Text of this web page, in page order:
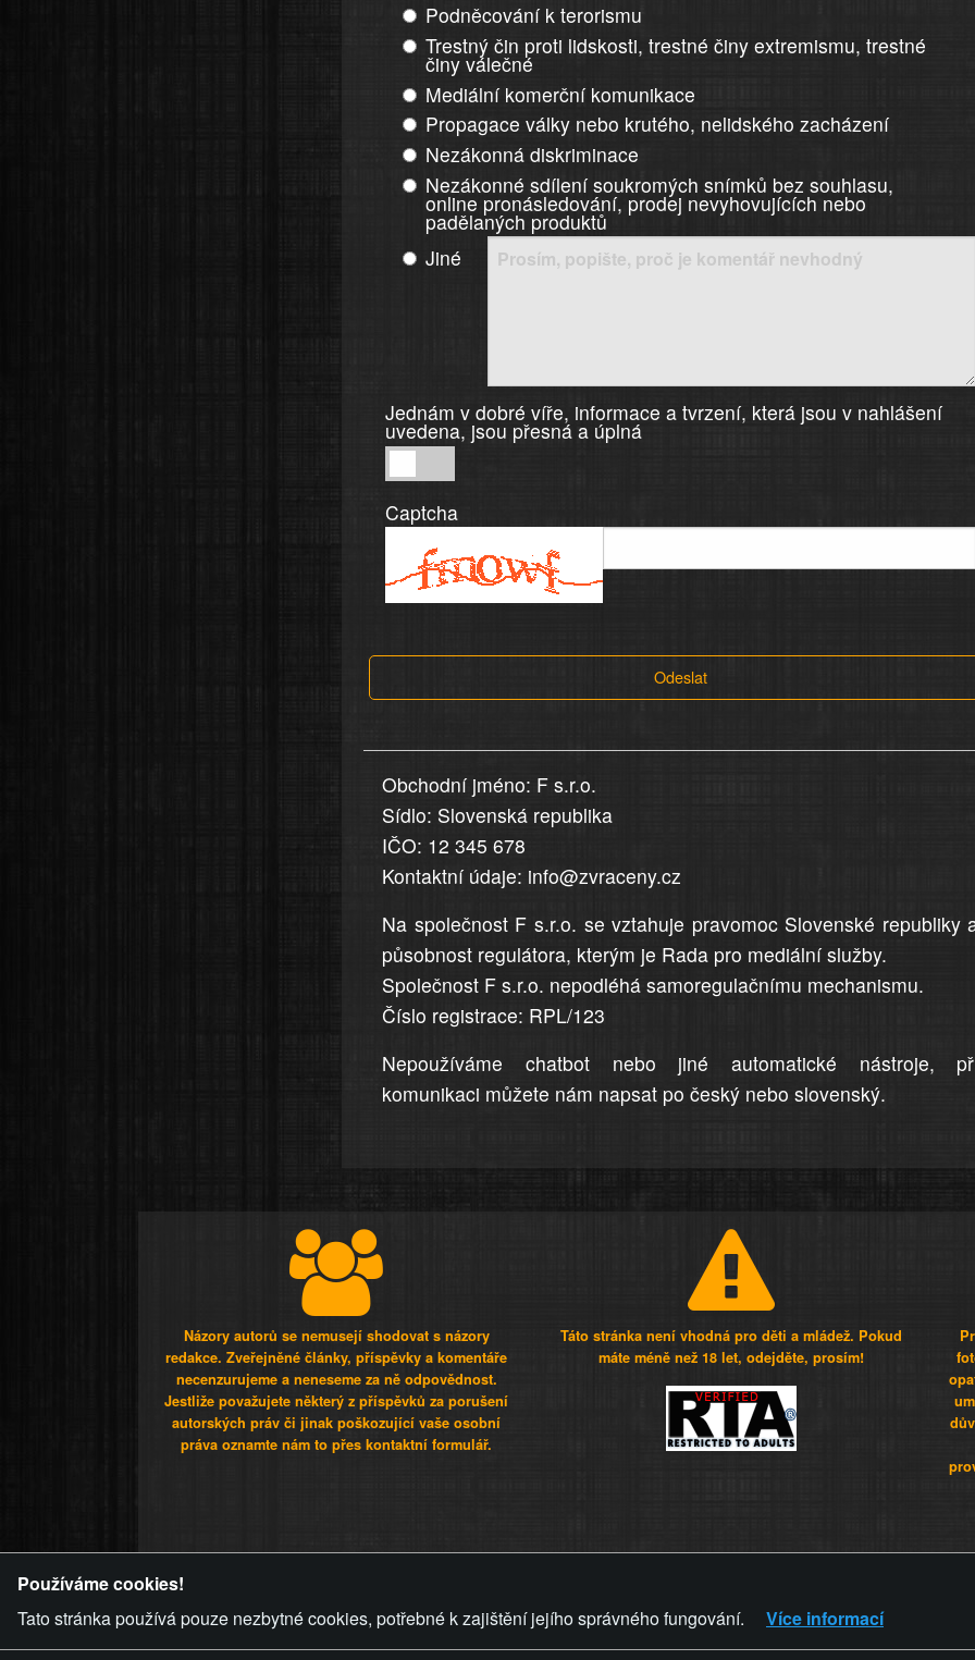
Podněcování k terorismu
Trestný čin proti lidskosti, trestné činy extremismu, trestné
činy válečné
Mediální komerční komunikace
Propagace války nebo krutého, nelidského zacházení
Nezákonná diskriminace
Nezákonné sdílení soukromých snímků bez souhlasu,
online pronásledování, prodej nevyhovujících nebo
padělaných produktů
Jiné
Jednám v dobré víře, informace a tvrzení, která jsou v nahlášení
uvedena, jsou přesná a úplná
v
dobré
informace
v
uvedena,
jsou
přesná
a
úplná
Captcha
Odeslat
Obchodní jméno: F s.r.o.
Sídlo: Slovenská republika
IČO: 12 345 678
Kontaktní údaje: info@zvraceny.cz
Na společnost F s.r.o. se vztahuje pravomoc Slovenské republiky
působnost regulátora, kterým je Rada pro mediální služby.
Společnost F s.r.o. nepodléhá samoregulačnímu mechanismu.
Číslo registrace: RPL/123
Nepoužíváme chatbot nebo jiné automatické nástroje,
komunikaci můžete nám napsat po český nebo slovenský.
Názory autorů se nemusejí shodovat s názory
redakce. Zveřejněné články, příspěvky a komentáře
necenzurujeme a neneseme za ně odpovědnost.
Jestliže považujete některý z příspěvků za porušení
autorských práv či jinak poškozující vaše osobní
práva oznamte nám to přes kontaktní formulář.
Táto stránka není vhodná pro děti a mládež. Pokud
máte méně než 18 let, odejděte, prosím!
ZVRÁCENÝ.CZ PRAVIDLA A
Používáme cookies!
Tato stránka používá pouze nezbytné cookies, potřebné k zajištění jejího správného fungování.
Více informací